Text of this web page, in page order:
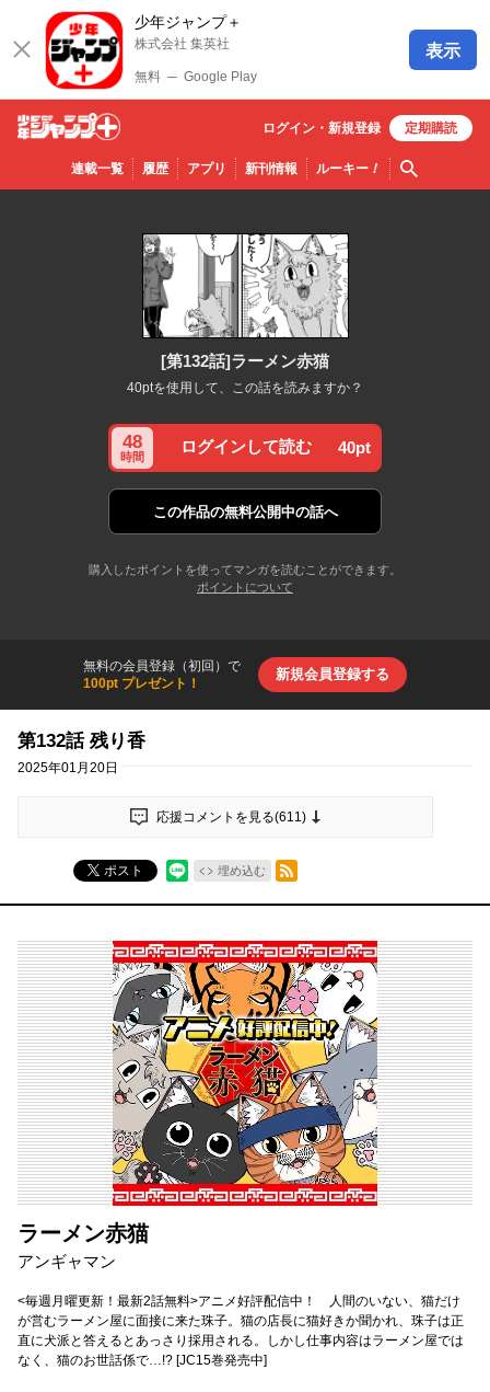
少年ジャンプ＋
株式会社 集英社
無料 ─ Google Play
表示
少年ジ
ャンプ
連載一覧 履歴 アプリ 新刊情報 ルーキー！ 検索
ログイン・ 新規登録 定期購読
[第132話]ラーメン赤猫
40ptを使用して、この話を読みますか？
48
時間
ログインして読む 40pt
この作品の無料公開中の話へ
購入したポイントを使ってマンガを読むことができます。
ポイントについて
無料の会員登録（初回）で
100pt プレゼント！
新規会員登録する
第132話 残り香
2025年01月20日
応援コメントを見る(611 )
ポスト 埋め込む
RSSフィード
ラーメン赤猫
アンギャマン
<毎週月曜更新！最新2話無料>アニメ好評配信中！ 人間のいない、猫だけ
が営むラーメン屋に面接に来た珠子。猫の店長に猫好きか聞かれ、珠子は正
直に犬派と答えるとあっさり採用される。しかし仕事内容はラーメン屋では
なく、猫のお世話係で…!? [JC15巻発売中]